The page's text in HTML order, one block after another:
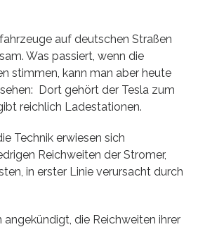
auf deutschen Straßen
Was passiert, wenn die
stimmen, kann man aber heute
Dort gehört der Tesla zum
reichlich Ladestationen.
Technik erwiesen sich
Reichweiten der Stromer,
in erster Linie verursacht durch
angekündigt, die Reichweiten ihrer